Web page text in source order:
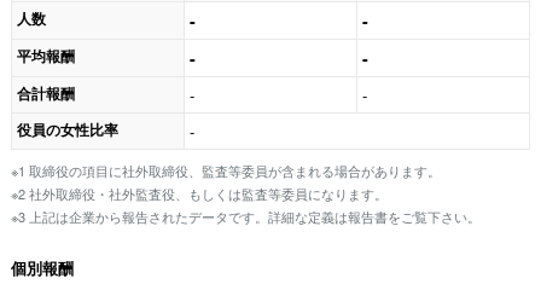
人数 - -
平均報酬 - -
合計報酬 - -
役員の女性比率 -
※1 取締役の項目に社外取締役、監査等委員が含まれる場合があります。
※2 社外取締役・社外監査役、もしくは監査等委員になります。
※3 上記は企業から報告されたデータです。詳細な定義は報告書をご覧下さい。
個別報酬